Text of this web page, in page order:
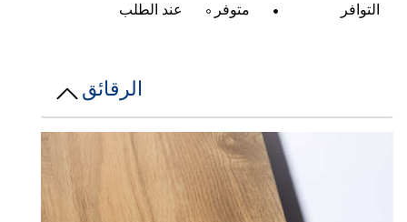
التوافر متوفر عند الطلب
الرقائق